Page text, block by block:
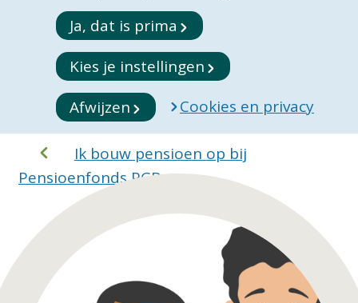
Ja, dat is prima
Kies je instellingen
Afwijzen
Cookies en privacy
Ik bouw pensioen op bij
Pensioenfonds PGB